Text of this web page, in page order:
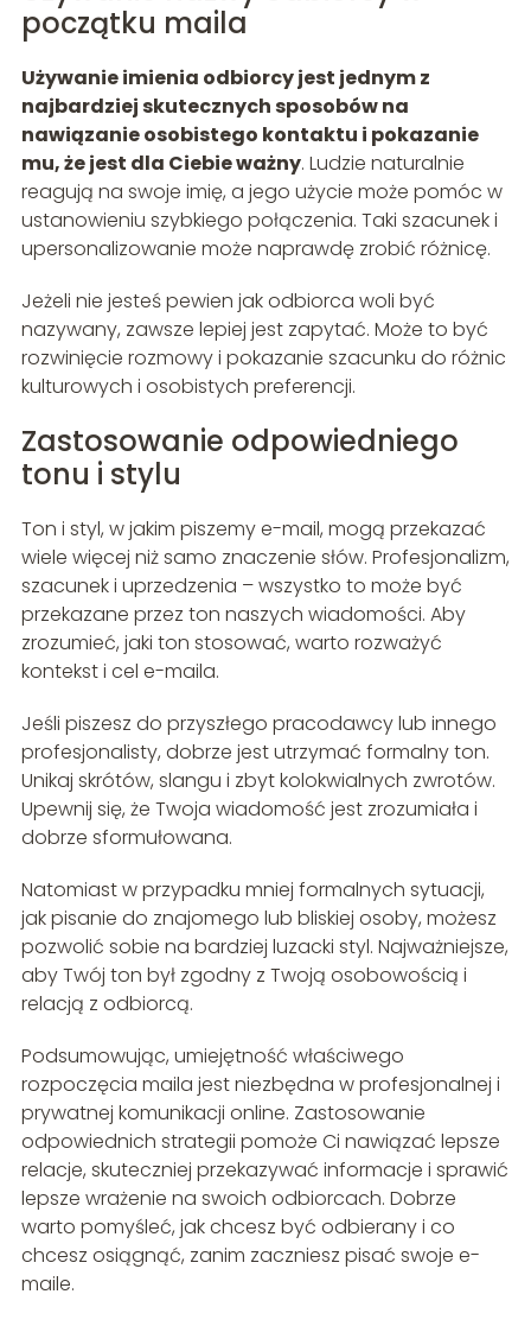
początku maila
Używanie imienia odbiorcy jest jednym z
najbardziej skutecznych sposobów na
nawiązanie osobistego kontaktu i pokazanie
mu, że jest dla Ciebie ważny. Ludzie naturalnie
reagują na swoje imię, a jego użycie może pomóc w
ustanowieniu szybkiego połączenia. Taki szacunek i
upersonalizowanie może naprawdę zrobić różnicę.
Jeżeli nie jesteś pewien jak odbiorca woli być
nazywany, zawsze lepiej jest zapytać. Może to być
rozwinięcie rozmowy i pokazanie szacunku do różnic
kulturowych i osobistych preferencji.
Zastosowanie odpowiedniego
tonu i stylu
Ton i styl, w jakim piszemy e-mail, mogą przekazać
wiele więcej niż samo znaczenie słów. Profesjonalizm,
szacunek i uprzedzenia – wszystko to może być
przekazane przez ton naszych wiadomości. Aby
zrozumieć, jaki ton stosować, warto rozważyć
kontekst i cel e-maila.
Jeśli piszesz do przyszłego pracodawcy lub innego
profesjonalisty, dobrze jest utrzymać formalny ton.
Unikaj skrótów, slangu i zbyt kolokwialnych zwrotów.
Upewnij się, że Twoja wiadomość jest zrozumiała i
dobrze sformułowana.
Natomiast w przypadku mniej formalnych sytuacji,
jak pisanie do znajomego lub bliskiej osoby, możesz
pozwolić sobie na bardziej luzacki styl. Najważniejsze,
aby Twój ton był zgodny z Twoją osobowością i
relacją z odbiorcą.
Podsumowując, umiejętność właściwego
rozpoczęcia maila jest niezbędna w profesjonalnej i
prywatnej komunikacji online. Zastosowanie
odpowiednich strategii pomoże Ci nawiązać lepsze
relacje, skuteczniej przekazywać informacje i sprawić
lepsze wrażenie na swoich odbiorcach. Dobrze
warto pomyśleć, jak chcesz być odbierany i co
chcesz osiągnąć, zanim zaczniesz pisać swoje e-
maile.